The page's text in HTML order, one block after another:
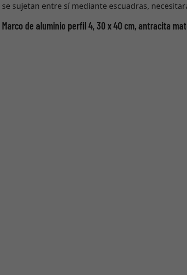
se sujetan entre sí mediante escuadras,
Marco de aluminio perfil 4, 30 x 40 cm, antracita